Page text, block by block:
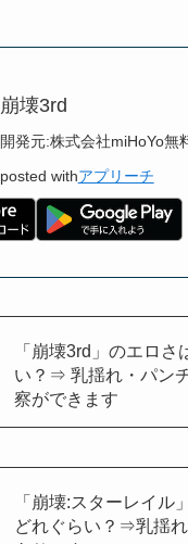
崩壊3rd
開発元:株式会社miHoYo無
posted withアプリーチ
「崩壊3rd」のエロさ
い？⇒ 乳揺れ・パン
察ができます
「崩壊:スターレイル
どれぐらい？⇒乳揺